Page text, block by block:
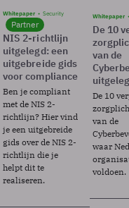
Whitepaper Security
Partner
NIS 2-richtlijn
uitgelegd: een
uitgebreide gids
voor compliance
Ben je compliant
met de NIS 2-
richtlijn? Hier vind
je een uitgebreide
gids over de NIS 2-
richtlijn die je
helpt dit te
realiseren.
Whitepaper
De 10
van de
De 10
van de
waar
voldoen.